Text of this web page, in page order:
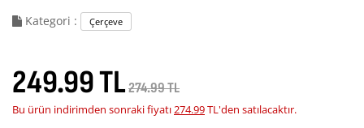
Kategori : Çerçeve
249.99 TL274.99 TL
Bu ürün indirimden sonraki fiyatı274.99TL'den satılacaktır.